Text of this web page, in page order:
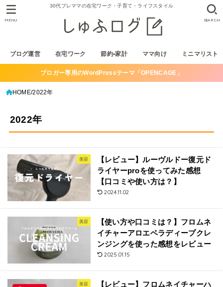
30代プレママの在宅ワーク・子育て・ライフスタイル
ブログ運営 在宅ワーク 節約•家計 ママ向け ミニマリスト
SEARCH
MENU
ブロガー専用のWordPressテーマ「OPENCAGE」
HOME 2022年
2022年
美容
【レビュー】ルーヴルドー復元ド
ライヤーproを使ってみた感想
【口コミや使い方は？】
2024.11.02
美容
【使い方や口コミは？】フロムネ
イチャーアロエベラディープクレ
ンジングを使った感想をレビュー
2025.01.15
美容
【レビュー】フロムネイチャーハ